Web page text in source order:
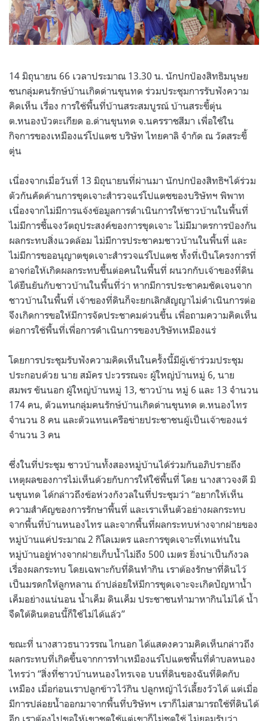
14 มิถุนายน 66 เวลาประมาณ 13.30 น. นักปกป้องสิทธิมนุษย
ชนกลุ่มฅนรักษ์บ้านเกิดด่านขุนทด ร่วมประชุมการรับฟังความ
คิดเห็น เรื่อง การใช้พื้นที่บ้านสระสมบูรณ์ บ้านสระขี้ตุ่น
ต.หนองบัวตะเกียด อ.ด่านขุนทด จ.นครราชสีมา เพื่อใช้ใน
กิจการของเหมืองแร่โปแตช บริษัท ไทยคาลิ จำกัด ณ วัดสระขี้
ตุ่น
เนื่องจากเมื่อวันที่ 13 มิถุนายนที่ผ่านมา นักปกป้องสิทธิฯได้ร่วม
ตัวกันคัดค้านการขุดเจาะสำรวจแร่โปแตชของบริษัทฯ พิพาท
เนื่องจากไม่มีการแจ้งข้อมูลการดำเนินการให้ชาวบ้านในพื้นที่
ไม่มีการชี้แจงวัตถุประสงค์ของการขุดเจาะ ไม่มีมาตรการป้องกัน
ผลกระทบสิ่งแวดล้อม ไม่มีการประชาคมชาวบ้านในพื้นที่ และ
ไม่มีการขออนุญาตขุดเจาะสำรวจแร่โปแตช ทั้งที่เป็นโครงการที่
อาจก่อให้เกิดผลกระทบขึ้นต่อคนในพื้นที่ ผนวกกับเจ้าของที่ดิน
ได้ยืนยันกับชาวบ้านในพื้นที่ว่า หากมีการประชาคมชัดเจนจาก
ชาวบ้านในพื้นที่ เจ้าของที่ดินก็จะยกเลิกสัญญาไม่ดำเนินการต่อ
จึงเกิดการขอให้มีการจัดประชาคมด่วนขึ้น เพื่อถามความคิดเห็น
ต่อการใช้พื้นที่เพื่อการดำเนินการของบริษัทเหมืองแร่
โดยการประชุมรับฟังความคิดเห็นในครั้งนี้มีผู้เข้าร่วมประชุม
ประกอบด้วย นาย สมัคร ปะวรรณจะ ผู้ใหญ่บ้านหมู่ 6, นาย
สมพร ขันนอก ผู้ใหญ่บ้านหมู่ 13, ชาวบ้าน หมู่ 6 และ 13 จำนวน
174 คน, ตัวแทนกลุ่มฅนรักษ์บ้านเกิดด่านขุนทด ต.หนองไทร
จำนวน 8 คน และตัวแทนเครือข่ายประชาชนผู้เป็นเจ้าของแร่
จำนวน 3 คน
ซึ่งในที่ประชุม ชาวบ้านทั้งสองหมู่บ้านได้ร่วมกันอภิปรายถึง
เหตุผลของการไม่เห็นด้วยกับการให้ใช้พื้นที่ โดย นางสาวจงดี มิ
นขุนทด ได้กล่าวถึงข้อห่วงกังวลในที่ประชุมว่า “อยากให้เห็น
ความสำคัญของการรักษาพื้นที่ และเราเห็นตัวอย่างผลกระทบ
จากพื้นที่บ้านหนองไทร และจากพื้นที่ผลกระทบห่างจากฝายของ
หมู่บ้านแค่ประมาณ 2 กิโลเมตร และการขุดเจาะที่เทแท่นใน
หมู่บ้านอยู่ห่างจากฝายเก็บน้ำไม่ถึง 500 เมตร ยิ่งน่าเป็นกังวล
เรื่องผลกระทบ โดยเฉพาะกับที่ดินทำกิน เราต้องรักษาที่ดินไว้
เป็นมรดกให้ลูกหลาน ถ้าปล่อยให้มีการขุดเจาะจะเกิดปัญหาน้ำ
เค็มอย่างแน่นอน น้ำเค็ม ดินเค็ม ประชาชนทำมาหากินไม่ได้ น้ำ
จืดใต้ดินตอนนี้ก็ใช้ไม่ได้แล้ว”
ขณะที่ นางสาวธนาวรรณ ไกนอก ได้แสดงความคิดเห็นกล่าวถึง
ผลกระทบที่เกิดขึ้นจากการทำเหมืองแร่โปแตชพื้นที่ตำบลหนอง
ไทรว่า “สิ่งที่ชาวบ้านหนองไทรเจอ บนที่ดินของฉันที่ติดกับ
เหมือง เมื่อก่อนเราปลูกข้าวไว้กิน ปลูกหญ้าไว้เลี้ยงวัวได้ แต่เมื่อ
มีการปล่อยน้ำออกมาจากพื้นที่บริษัทฯ เราก็ไม่สามารถใช้ที่ดินได้
อีก เราต้องไปขอให้เขาชดใช้แต่เขาก็ไม่ชดใช้ ไม่ยอมรับว่า